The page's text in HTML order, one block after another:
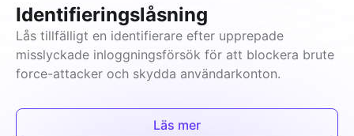
Identifieringslåsning
Lås tillfälligt en identifierare efter upprepade
misslyckade inloggningsförsök för att blockera brute
force-attacker och skydda användarkonton.
Läs mer